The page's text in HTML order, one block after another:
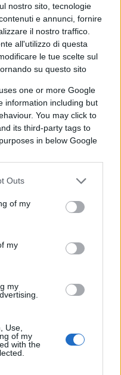
nostro sito, tecnologie
e annunci, fornire
il nostro traffico.
all'utilizzo di questa
le tue scelte sul
su questo sito
one or more Google
information including but
You may click to
its third-party tags to
in below Google
Outs
of my
my
my
Use,
of my
with the
fondo, è tutta una
davvero all’angolo.
concepita come un
confronti” e ci vedi
di chi non è
suo operato. Ma
sapere, per quanto
pagate da aziende